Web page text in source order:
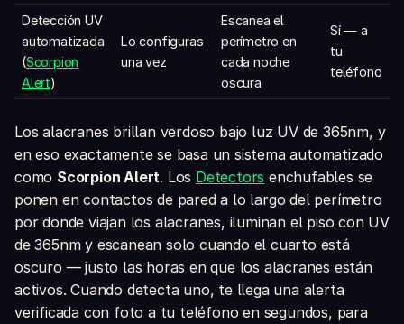
Detección UV
automatizada
(Scorpion
Alert)
Lo configuras
una vez
Escanea el
perímetro en
cada noche
oscura
Sí — a
tu
teléfono
Los alacranes brillan verdoso bajo luz UV de 365nm, y
en eso exactamente se basa un sistema automatizado
como Scorpion Alert. Los Detectors enchufables se
ponen en contactos de pared a lo largo del perímetro
por donde viajan los alacranes, iluminan el piso con UV
de 365nm y escanean solo cuando el cuarto está
oscuro — justo las horas en que los alacranes están
activos. Cuando detecta uno, te llega una alerta
verificada con foto a tu teléfono en segundos, para